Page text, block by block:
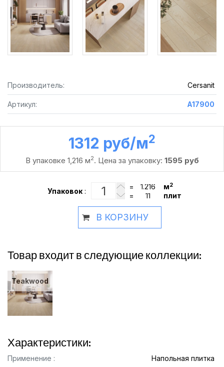
Производитель: Cersanit
Артикул: A17900
1312 руб /м2
В упаковке 1,216 м2. Цена за упаковку: 1595 руб
Упаковок :
= м2
= плит
В КОРЗИНУ
Товар входит в следующие коллекции:
Teakwood
Характеристики:
Применение : Напольная плитка